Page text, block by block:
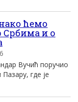
ћемо
Србима и о
Вучић поручио
где је